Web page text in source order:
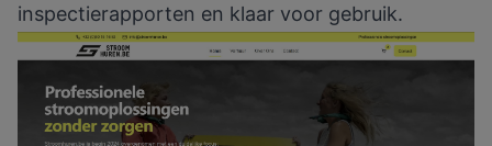
inspectierapporten en klaar voor gebruik.